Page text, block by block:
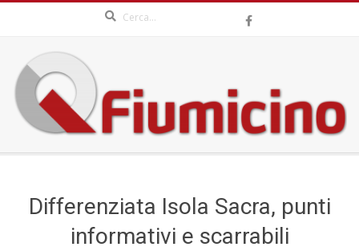
content
QFIUMICINO.COM
Differenziata Isola Sacra, punti
informativi e scarrabili